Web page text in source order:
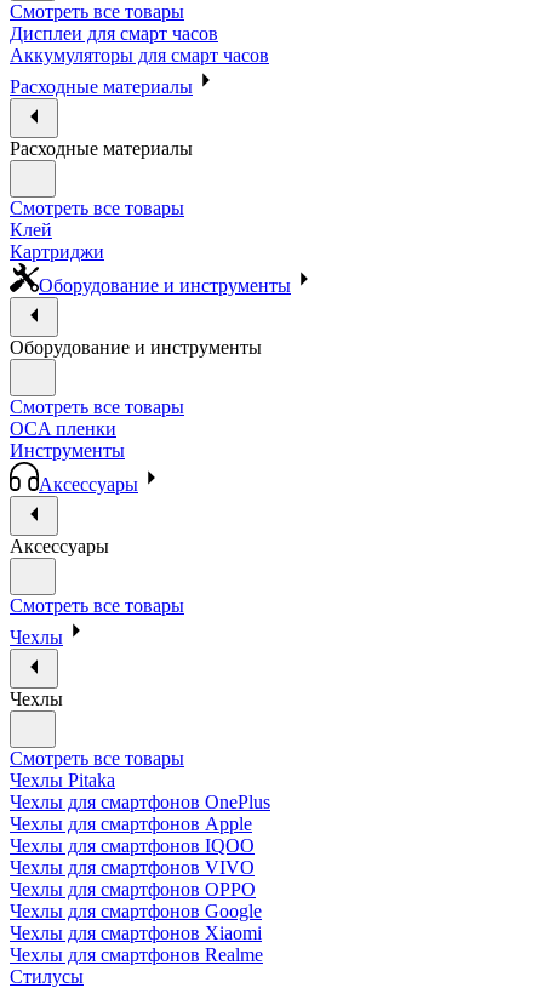
Смотреть все товары
Дисплеи для смарт часов
Аккумуляторы для смарт часов
Расходные материалы
Расходные материалы
Смотреть все товары
Клей
Картриджи
Оборудование и инструменты
Оборудование и инструменты
Смотреть все товары
OCA пленки
Инструменты
Аксессуары
Аксессуары
Смотреть все товары
Чехлы
Чехлы
Смотреть все товары
Чехлы Pitaka
Чехлы для смартфонов OnePlus
Чехлы для смартфонов Apple
Чехлы для смартфонов IQOO
Чехлы для смартфонов VIVO
Чехлы для смартфонов OPPO
Чехлы для смартфонов Google
Чехлы для смартфонов Xiaomi
Чехлы для смартфонов Realme
Стилусы